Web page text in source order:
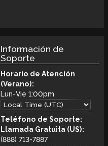
Información de
Soporte
Horario de Atención
(Verano):
Lun-Vie1:00pm
Teléfono de Soporte:
Llamada Gratuita (US):
(888) 713-7887